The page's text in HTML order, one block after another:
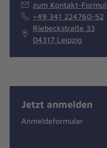
zum Kontakt-
+49 341 224760-52
Riebeckstraße 33
04317 Leipzig
Jetzt anmelden
Anmeldeformular